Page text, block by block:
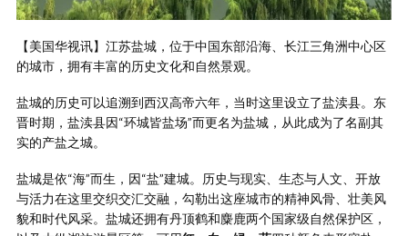
【美国华视讯】江苏盐城，位于中国东部沿海、长江三角洲中心区
的城市，拥有丰富的历史文化和自然景观。
盐城的历史可以追溯到西汉高帝六年，当时这里设立了盐渎县。东
晋时期，盐渎县因“环城皆盐场”而更名为盐城，从此成为了名副其
实的产盐之城。
盐城是依“海”而生，因“盐”建城。历史与现实、生态与人文、开放
与活力在这里交织交汇交融，勾勒出这座城市的精神风骨、壮美风
貌和时代风采。盐城还拥有丹顶鹤和麋鹿两个国家级自然保护区，